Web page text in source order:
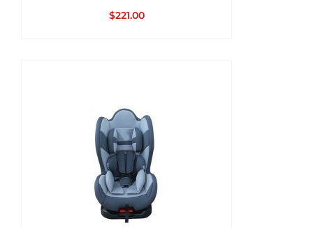
$221.00